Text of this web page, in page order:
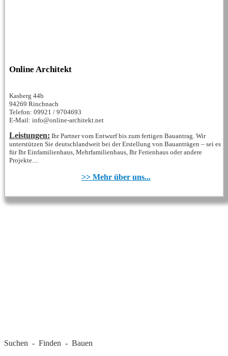
Online Architekt
Kasberg 44b
94269 Rinchnach
Telefon: 09921 / 9704693
E-Mail: info@online-architekt.net
Leistungen: Ihr Partner vom Entwurf bis zum fertigen Bauantrag. Wir
unterstützen Sie deutschlandweit bei der Erstellung von Bauanträgen – sei es
für Ihr Einfamilienhaus, Mehrfamilienhaus, Ihr Ferienhaus oder andere
Projekte....
>> Mehr über uns...
Suchen - Finden - Bauen